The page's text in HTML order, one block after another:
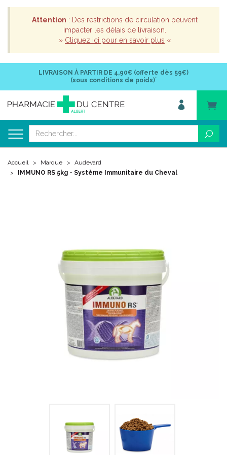
Attention : Des restrictions de circulation peuvent
impacter les délais de livraison.
» Cliquez ici pour en savoir plus «
LIVRAISON À PARTIR DE 4,90€ (offerte dès 59€)
(sous conditions de poids)*
Accueil Marque
Audevard
IMMUNO RS 5kg - Système Immunitaire du Cheval